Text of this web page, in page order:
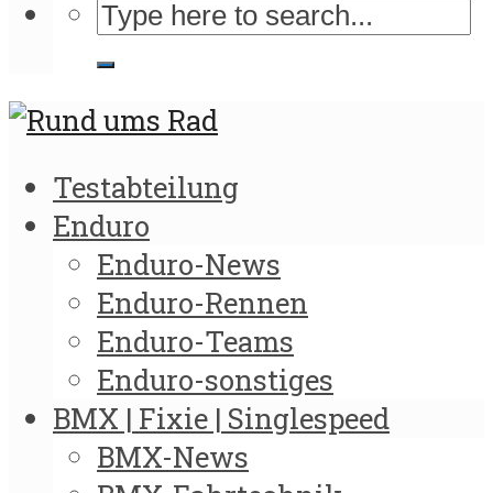
Testabteilung
Enduro
Enduro-News
Enduro-Rennen
Enduro-Teams
Enduro-sonstiges
BMX | Fixie | Singlespeed
BMX-News